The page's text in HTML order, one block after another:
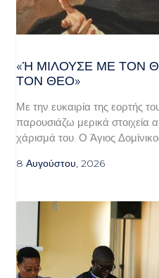
«Ή ΜΙΛΟΎΣΕ ΜΕ ΤΟΝ
Ν ΘΕΌ»
Με την ευκαιρία της εορτής
παρουσιάζω μερικά στοιχεία
χάρισμά του. Ο Άγιος
8 Αυγούστου, 2026